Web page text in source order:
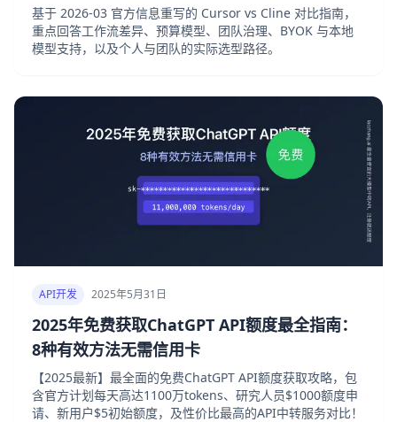
基于 2026-03 官方信息重写的 Cursor vs Cline 对比指南，
重点回答工作流差异、预算模型、团队治理、BYOK 与本地
模型支持，以及个人与团队的实际选型路径。
API开发 2025年5月31日
2025年免费获取ChatGPT API额度最全指南：
8种有效方法无需信用卡
【2025最新】最全面的免费ChatGPT API额度获取攻略，包
含官方计划每天高达1100万tokens、研究人员$1000额度申
请、新用户$5初始额度，及性价比最高的API中转服务对比！